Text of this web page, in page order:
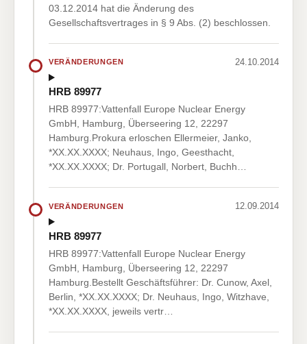
03.12.2014 hat die Änderung des
Gesellschaftsvertrages in § 9 Abs. (2) beschlossen.
VERÄNDERUNGEN 24.10.2014
HRB 89977
HRB 89977:Vattenfall Europe Nuclear Energy
GmbH, Hamburg, Überseering 12, 22297
Hamburg.Prokura erloschen Ellermeier, Janko,
*XX.XX.XXXX; Neuhaus, Ingo, Geesthacht,
*XX.XX.XXXX; Dr. Portugall, Norbert, Buchh…
VERÄNDERUNGEN 12.09.2014
HRB 89977
HRB 89977:Vattenfall Europe Nuclear Energy
GmbH, Hamburg, Überseering 12, 22297
Hamburg.Bestellt Geschäftsführer: Dr. Cunow, Axel,
Berlin, *XX.XX.XXXX; Dr. Neuhaus, Ingo, Witzhave,
*XX.XX.XXXX, jeweils vertr…